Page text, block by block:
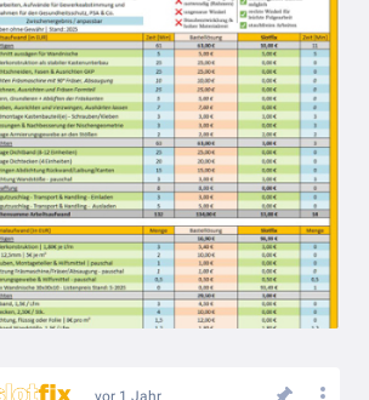
vor 1 Jahr